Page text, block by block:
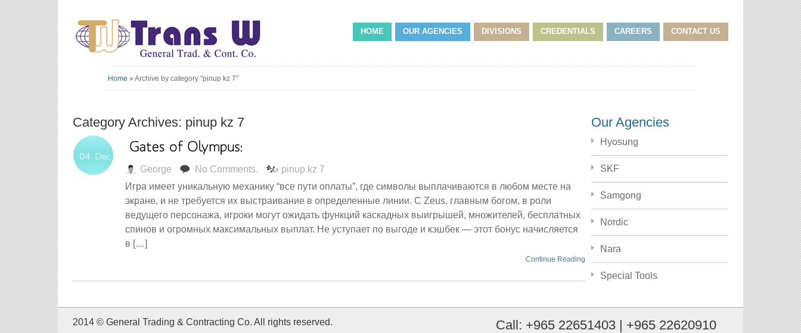
HOME OUR AGENCIES DIVISIONS CREDENTIALS CAREERS CONTACT US
Home » Archive by category "pinup kz 7"
Category Archives: pinup kz 7
George No Comments.
pinup kz 7
Игра имеет уникальную механику “все пути оплаты”, где символы выплачиваются в любом месте на
экране, и не требуется их выстраивание в определенные линии. С Zeus, главным богом, в роли
ведущего персонажа, игроки могут ожидать функций каскадных выигрышей, множителей, бесплатных
спинов и огромных максимальных выплат. Не уступает по выгоде и кэшбек — этот бонус начисляется
в […]
Continue Reading
Our Agencies
Hyosung
SKF
Samgong
Nordic
Nara
Special Tools
Call: +965 22651403 | +965 22620910
2014 © General Trading & Contracting Co. All rights reserved.